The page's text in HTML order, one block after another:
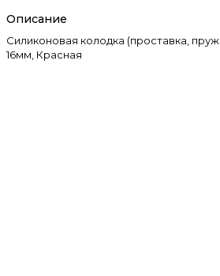
Описание
Силиконовая колодка (проставка,
16мм, Красная